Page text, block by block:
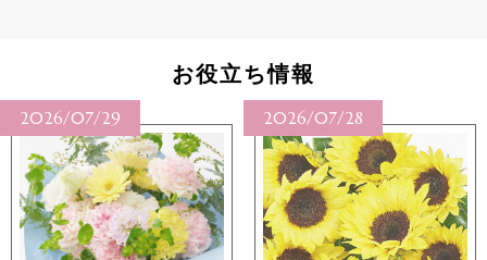
お役立ち情報
2026/07/29 2026/07/28